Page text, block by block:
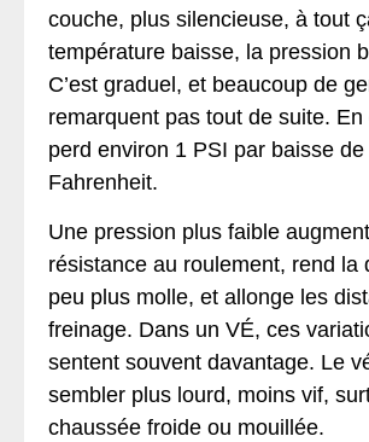
couche, plus silencieuse, à tout
température baisse, la pression
C’est graduel, et beaucoup de
remarquent pas tout de suite. En
perd environ 1 PSI par baisse
Fahrenheit.
Une pression plus faible
résistance au roulement, rend la
peu plus molle, et allonge les
freinage. Dans un VÉ, ces
sentent souvent davantage. Le
sembler plus lourd, moins vif,
chaussée froide ou mouillée.